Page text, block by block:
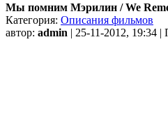
Мы помним Мэрилин / We
Категория: Описания фильмов
автор: admin | 25-11-2012, 19:34 |